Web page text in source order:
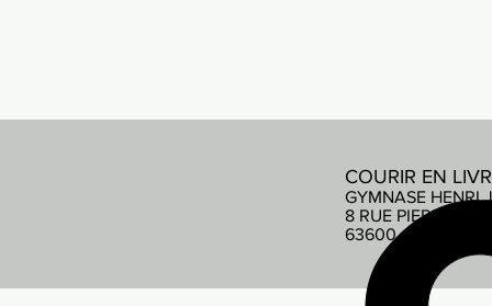
COURIR EN
GYMNASE HENRI
8 RUE PIERRE DE
63600 AMBERT